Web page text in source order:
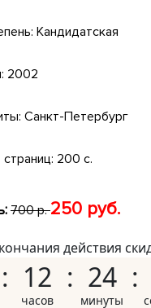
Кандидатская
2002
Санкт-Петербург
200 с.
700 р.250 руб.
действия
12 24